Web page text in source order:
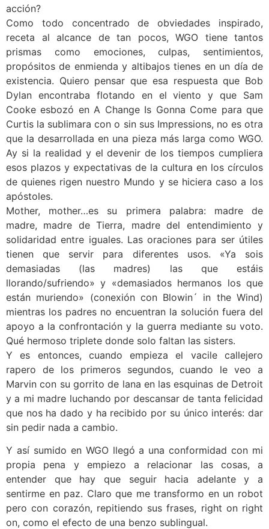
acción?
Como todo concentrado de obviedades inspirado,
receta al alcance de tan pocos, WGO tiene tantos
prismas como emociones, culpas, sentimientos,
propósitos de enmienda y altibajos tienes en un día de
existencia. Quiero pensar que esa respuesta que Bob
Dylan encontraba flotando en el viento y que Sam
Cooke esbozó en A Change Is Gonna Come para que
Curtis la sublimara con o sin sus Impressions, no es otra
que la desarrollada en una pieza más larga como WGO.
Ay si la realidad y el devenir de los tiempos cumpliera
esos plazos y expectativas de la cultura en los círculos
de quienes rigen nuestro Mundo y se hiciera caso a los
apóstoles.
Mother, mother…es su primera palabra: madre de
madre, madre de Tierra, madre del entendimiento y
solidaridad entre iguales. Las oraciones para ser útiles
tienen que servir para diferentes usos. «Ya sois
demasiadas (las madres) las que estáis
llorando/sufriendo» y «demasiados hermanos los que
están muriendo» (conexión con Blowin´ in the Wind)
mientras los padres no encuentran la solución fuera del
apoyo a la confrontación y la guerra mediante su voto.
Qué hermoso triplete donde solo faltan las sisters.
Y es entonces, cuando empieza el vacile callejero
rapero de los primeros segundos, cuando le veo a
Marvin con su gorrito de lana en las esquinas de Detroit
y a mi madre luchando por descansar de tanta felicidad
que nos ha dado y ha recibido por su único interés: dar
sin pedir nada a cambio.
Y así sumido en WGO llegó a una conformidad con mi
propia pena y empiezo a relacionar las cosas, a
entender que hay que seguir hacia adelante y a
sentirme en paz. Claro que me transformo en un robot
pero con corazón, repitiendo sus frases, right on right
on, como el efecto de una benzo sublingual.